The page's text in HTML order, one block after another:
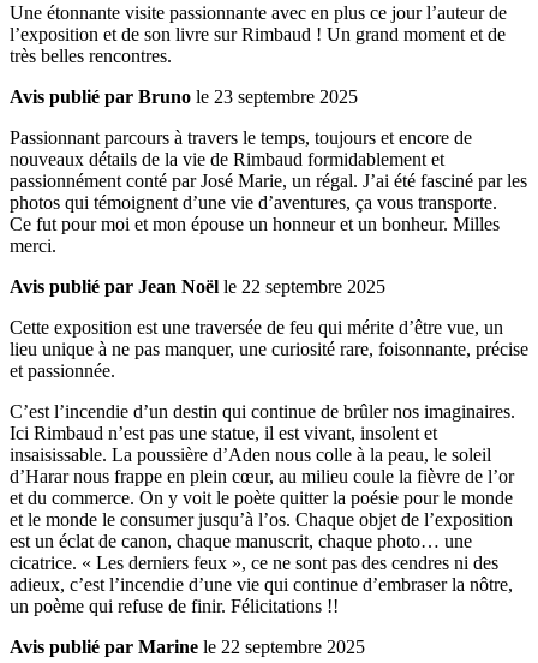
Une étonnante visite passionnante avec en plus ce jour l’auteur de
l’exposition et de son livre sur Rimbaud ! Un grand moment et de
très belles rencontres.
Avis publié par Bruno le 23 septembre 2025
Passionnant parcours à travers le temps, toujours et encore de
nouveaux détails de la vie de Rimbaud formidablement et
passionnément conté par José Marie, un régal. J’ai été fasciné par les
photos qui témoignent d’une vie d’aventures, ça vous transporte.
Ce fut pour moi et mon épouse un honneur et un bonheur. Milles
merci.
Avis publié par Jean Noël le 22 septembre 2025
Cette exposition est une traversée de feu qui mérite d’être vue, un
lieu unique à ne pas manquer, une curiosité rare, foisonnante, précise
et passionnée.
C’est l’incendie d’un destin qui continue de brûler nos imaginaires.
Ici Rimbaud n’est pas une statue, il est vivant, insolent et
insaisissable. La poussière d’Aden nous colle à la peau, le soleil
d’Harar nous frappe en plein cœur, au milieu coule la fièvre de l’or
et du commerce. On y voit le poète quitter la poésie pour le monde
et le monde le consumer jusqu’à l’os. Chaque objet de l’exposition
est un éclat de canon, chaque manuscrit, chaque photo… une
cicatrice. « Les derniers feux », ce ne sont pas des cendres ni des
adieux, c’est l’incendie d’une vie qui continue d’embraser la nôtre,
un poème qui refuse de finir. Félicitations !!
Avis publié par Marine le 22 septembre 2025